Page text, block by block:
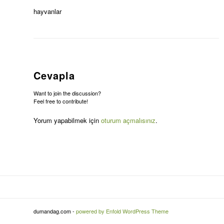
hayvanlar
Cevapla
Want to join the discussion?
Feel free to contribute!
Yorum yapabilmek için oturum açmalısınız.
dumandag.com - powered by Enfold WordPress Theme